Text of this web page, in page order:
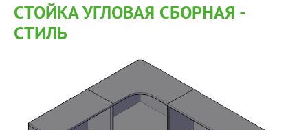
СТОЙКА УГЛОВАЯ СБОРНАЯ -
СТИЛЬ